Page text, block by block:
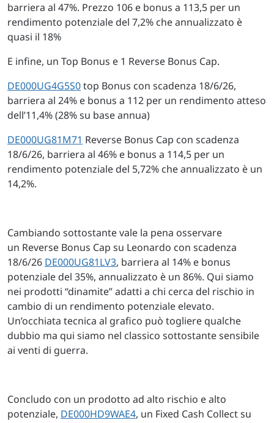
barriera al 47%. Prezzo 106 e bonus a 113,5 per un
rendimento potenziale del 7,2% che annualizzato è
quasi il 18%
E infine, un Top Bonus e 1 Reverse Bonus Cap.
DE000UG4G5S0top Bonus con scadenza 18/6/26,
barriera al 24% e bonus a 112 per un rendimento atteso
dell’11,4% (28% su base annua)
DE000UG81M71 Reverse Bonus Cap con scadenza
18/6/26, barriera al 46% e bonus a 114,5 per un
rendimento potenziale del 5,72% che annualizzato è un
14,2%.
Cambiando sottostante vale la pena osservare
un Reverse Bonus Cap su Leonardo con scadenza
18/6/26 DE000UG81LV3, barriera al 14% e bonus
potenziale del 35%, annualizzato è un 86%. Qui siamo
nei prodotti “dinamite” adatti a chi cerca del rischio in
cambio di un rendimento potenziale elevato.
Un’occhiata tecnica al grafico può togliere qualche
dubbio ma qui siamo nel classico sottostante sensibile
ai venti di guerra.
Concludo con un prodotto ad alto rischio e alto
potenziale, DE000HD9WAE4, un Fixed Cash Collect su